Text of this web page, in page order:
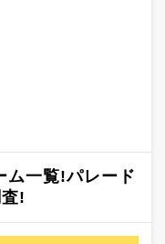
ム一覧!パレード
!